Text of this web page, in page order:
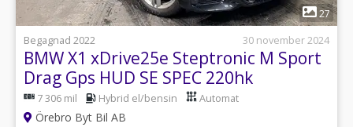
1
27
Begagnad 2022
30 november 2024
BMW X1 xDrive25e Steptronic M Sport
Drag Gps HUD SE SPEC 220hk
7 306 mil Hybrid el/bensin Automat
Örebro Byt Bil AB